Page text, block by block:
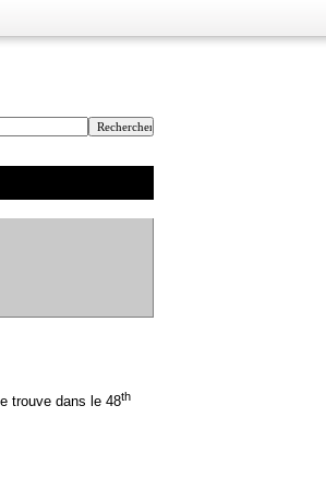
trouve dans le 48th